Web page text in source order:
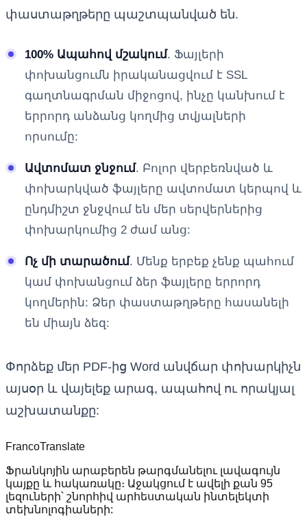
փաստաթղթերը պաշտպանված են.
100% Ապահով մշակում. Ֆայլերի
փոխանցումն իրականացվում է SSL
գաղտնագրման միջոցով, ինչը կանխում է
երրորդ անձանց կողմից տվյալների
որսումը:
Ավտոմատ ջնջում. Բոլոր վերբեռնված և
փոխարկված ֆայլերը ավտոմատ կերպով և
ընդմիշտ ջնջվում են մեր սերվերներից
փոխարկումից 2 ժամ անց:
Ոչ մի տարածում. Մենք երբեք չենք պահում
կամ փոխանցում ձեր ֆայլերը երրորդ
կողմերին: Ձեր փաստաթղթերը հասանելի
են միայն ձեզ:
Փորձեք մեր PDF-ից Word անվճար փոխարկիչն
այսօր և վայելեք արագ, ապահով ու որակյալ
աշխատանքը:
FrancoTranslate
Ֆրանկոյին արաբերեն թարգմանելու լավագույն
կայքը և հակառակը։ Աջակցում է ավելի քան 95
լեզուների՝ շնորհիվ արհեստական ​​ինտելեկտի
տեխնոլոգիաների: